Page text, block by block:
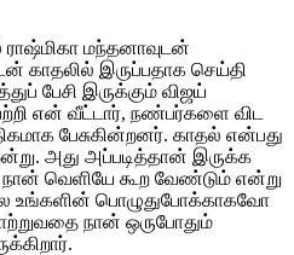
மந்தனாவுடன்
காதலில் இருப்பதாக செய்தி
பேசி இருக்கும் விஜய்
என் வீட்டார், நண்பர்களை விட
பேசுகின்றனர். காதல் என்பது
அது அப்படித்தான் இருக்க
வெளியே கூற வேண்டும் என்று
உங்களின் பொழுதுபோக்காகவோ
நான் ஒருபோதும்